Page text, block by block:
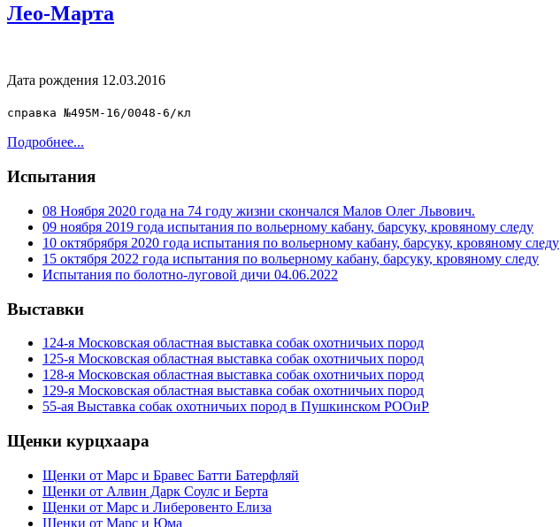
Лео-Марта
Дата рождения 12.03.2016
справка №495М-16/0048-6/кл
Подробнее...
Испытания
08 Ноября 2020 года на 74 году жизни скончался Малов Олег Львович.
09 ноября 2019 года испытания по вольерному кабану, барсуку, кровяному следу
10 октябрября 2020 года испытания по вольерному кабану, барсуку, кровяному следу
15 октября 2022 года испытания по вольерному кабану, барсуку, кровяному следу
Испытания по болотно-луговой дичи 04.06.2022
Выставки
124-я Московская областная выставка собак охотничьих пород
125-я Московская областная выставка собак охотничьих пород
128-я Московская областная выставка собак охотничьих пород
129-я Московская областная выставка собак охотничьих пород
55-ая Выставка собак охотничьих пород в Пушкинском РООиР
Щенки курцхаара
Щенки от Марс и Бравес Батти Батерфляй
Щенки от Алвин Дарк Соулс и Берта
Щенки от Марс и Либеровенто Елиза
Щенки от Марс и Юма